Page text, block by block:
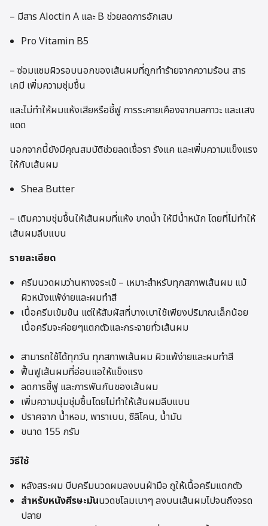
– มีสาร Aloctin A และ B ช่วยลดการอักเสบ
Pro Vitamin B5
– ซ่อมแซมผิวรอบนอกของเส้นผมที่ถูกทำร้ายจากความร้อน สาร
เคมี เพิ่มความชุ่มชื้น
และไม่ทำให้ผมแห้งเสียหรือชี้ฟู การระคายเคืองจากมลภาวะ และเเสง
แดด
นอกจากนี้ยังมีคุณสมบัติช่วยลดเชื้อรา รังแค และเพิ่มความแข็งแรง
ให้กับเส้นผม
Shea Butter
– เติมความชุ่มชื้นให้เส้นผมที่แห้ง ขาดน้ำ ให้มีน้ำหนัก โดยที่ไม่ทำให้
เส้นผมลีบแบน
รายละเอียด
ครีมนวดผมว่านหางจระเข้ – เหมาะสำหรับทุกสภาพเส้นผม แม้
ผิวหนังแพ้ง่ายและผมทำสี
เนื้อครีมเข้มข้น แต่ให้สัมผัสที่บางเบาใช้เพียงปริมาณเล็กน้อย
เนื้อครีมจะค่อยๆแตกตัวและกระจายทั่วเส้นผม
สามารถใช้ได้ทุกวัน ทุกสภาพเส้นผม ผิวแพ้ง่ายและผมทำสี
ฟื้นฟูเส้นผมที่อ่อนแอให้แข็งแรง
ลดการชี้ฟู และการพันกันของเส้นผม
เพิ่มความนุ่มชุ่มชื้นโดยไม่ทำให้เส้นผมลีบแบน
ปราศจาก น้ำหอม, พาราเบน, ซิลิโคน, น้ำมัน
ขนาด 155 กรัม
วิธีใช้
หลังสระผม บีบครีมนวดผมลงบนฝ่ามือ ถูให้เนื้อครีมแตกตัว
สำหรับหนังศีรษะมันนวดชโลมเบาๆ ลงบนเส้นผมไปจนถึงจรด
ปลาย